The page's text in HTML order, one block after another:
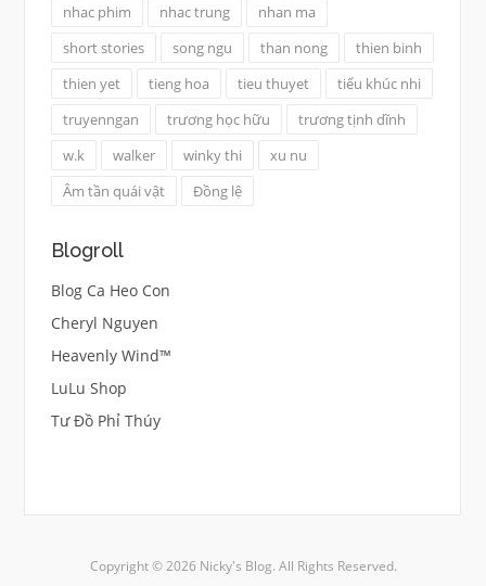
nhac phim
nhac trung
nhan ma
short stories
song ngu than nong
thien binh
thien yet
tieng hoa tieu thuyet
tiểu khúc nhi
truyenngan
trương học hữu
trương tịnh dĩnh
w.k
walker winky thi
xu nu
Âm tần quái vật
Đồng lệ
Blogroll
Blog Ca Heo Con
Cheryl Nguyen
Heavenly Wind™
LuLu Shop
Tư Đồ Phỉ Thúy
Copyright © 2026 Nicky's Blog. All Rights Reserved.